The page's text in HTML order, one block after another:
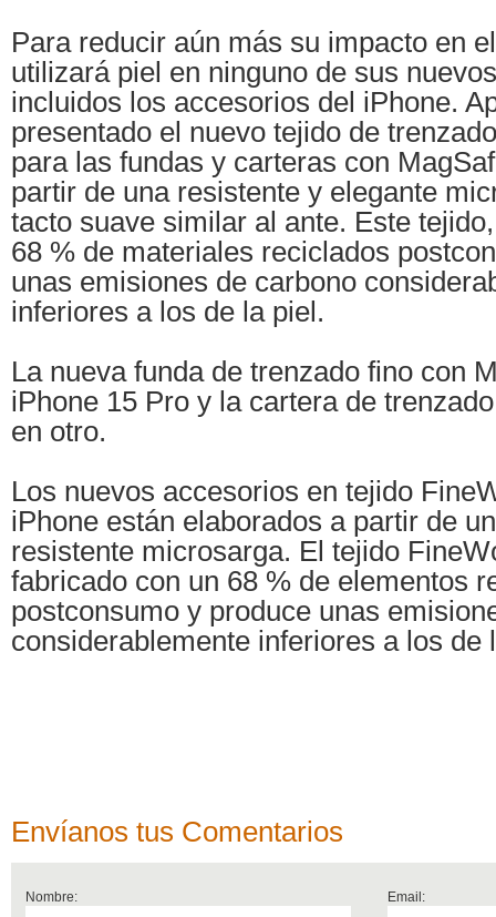
Para reducir aún más su impacto en
utilizará piel en ninguno de sus
incluidos los accesorios del iPhone.
presentado el nuevo tejido de
para las fundas y carteras con
partir de una resistente y elegante
tacto suave similar al ante. Este
68 % de materiales reciclados
unas emisiones de carbono
inferiores a los de la piel.
La nueva funda de trenzado fino con
iPhone 15 Pro y la cartera de
en otro.
Los nuevos accesorios en tejido
iPhone están elaborados a partir de
resistente microsarga. El tejido
fabricado con un 68 % de elementos
postconsumo y produce unas
considerablemente inferiores a los de
Envíanos tus Comentarios
Nombre: Email: